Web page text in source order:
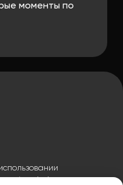
моменты по